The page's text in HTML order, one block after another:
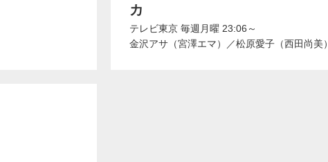
カ
テレビ東京 毎週月曜 23:06～
金沢アサ（宮澤エマ）
／松原愛子（西田尚美）